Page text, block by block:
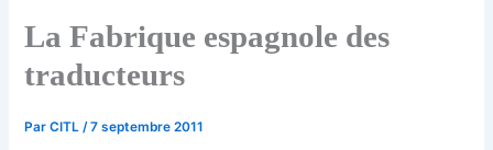
La Fabrique espagnole des
traducteurs
ParCITL/7 septembre 2011